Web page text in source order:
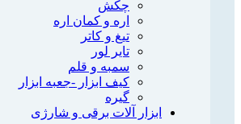
چکش
اره و کمان اره
تیغ و کاتر
تایر لور
سمبه و قلم
کیف ابزار -جعبه ابزار
گیره
ابزار آلات برقی و شارژی